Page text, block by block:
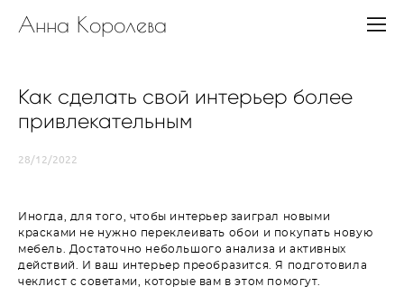
Анна Королева
Как сделать свой интерьер более
привлекательным
28/12/2022
Иногда, для того, чтобы интерьер заиграл новыми
красками не нужно переклеивать обои и покупать новую
мебель. Достаточно небольшого анализа и активных
действий. И ваш интерьер преобразится. Я подготовила
чеклист с советами, которые вам в этом помогут.